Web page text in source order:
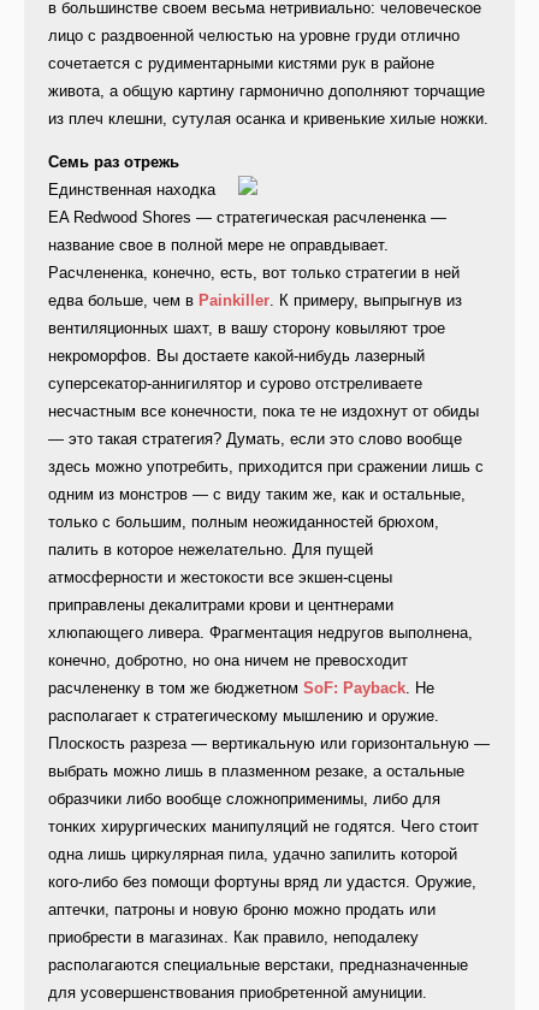
в большинстве своем весьма нетривиально: человеческое
лицо с раздвоенной челюстью на уровне груди отлично
сочетается с рудиментарными кистями рук в районе
живота, а общую картину гармонично дополняют торчащие
из плеч клешни, сутулая осанка и кривенькие хилые ножки.
Семь раз отрежь
Единственная находка
EA Redwood Shores — стратегическая расчлененка —
название свое в полной мере не оправдывает.
Расчлененка, конечно, есть, вот только стратегии в ней
едва больше, чем в Painkiller. К примеру, выпрыгнув из
вентиляционных шахт, в вашу сторону ковыляют трое
некроморфов. Вы достаете какой-нибудь лазерный
суперсекатор-аннигилятор и сурово отстреливаете
несчастным все конечности, пока те не издохнут от обиды
— это такая стратегия? Думать, если это слово вообще
здесь можно употребить, приходится при сражении лишь с
одним из монстров — с виду таким же, как и остальные,
только с большим, полным неожиданностей брюхом,
палить в которое нежелательно. Для пущей
атмосферности и жестокости все экшен-сцены
приправлены декалитрами крови и центнерами
хлюпающего ливера. Фрагментация недругов выполнена,
конечно, добротно, но она ничем не превосходит
расчлененку в том же бюджетном SoF: Payback. Не
располагает к стратегическому мышлению и оружие.
Плоскость разреза — вертикальную или горизонтальную —
выбрать можно лишь в плазменном резаке, а остальные
образчики либо вообще сложноприменимы, либо для
тонких хирургических манипуляций не годятся. Чего стоит
одна лишь циркулярная пила, удачно запилить которой
кого-либо без помощи фортуны вряд ли удастся. Оружие,
аптечки, патроны и новую броню можно продать или
приобрести в магазинах. Как правило, неподалеку
располагаются специальные верстаки, предназначенные
для усовершенствования приобретенной амуниции.